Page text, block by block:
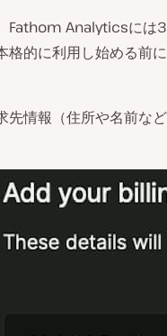
Fathom Analyticsには
格的に利用し始める前
先情報（住所や名前な